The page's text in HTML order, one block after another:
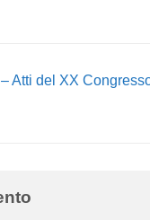
Atti del XX